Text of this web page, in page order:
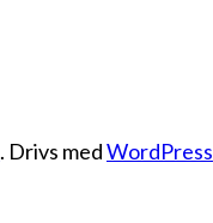
. Drivs medWordPress